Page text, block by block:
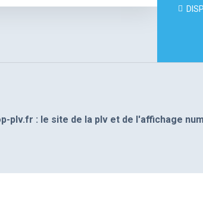
plv.fr : le site de la plv et de l'affichage